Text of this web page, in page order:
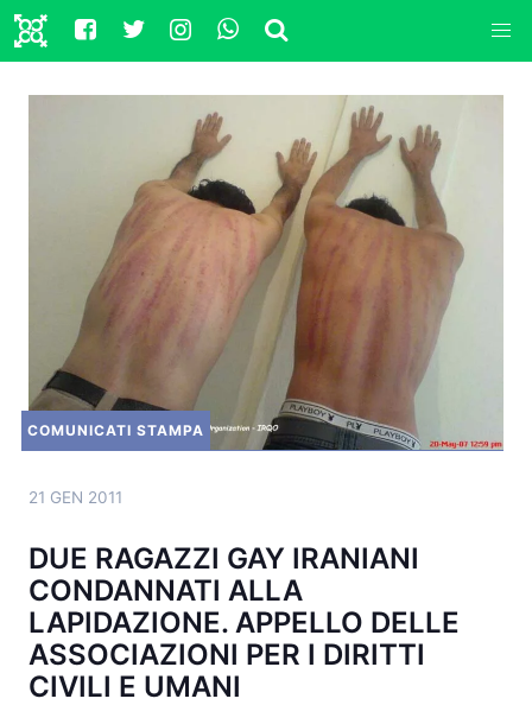
COMUNICATI STAMPA
21 GEN 2011
DUE RAGAZZI GAY IRANIANI
CONDANNATI ALLA
LAPIDAZIONE. APPELLO DELLE
ASSOCIAZIONI PER I DIRITTI
CIVILI E UMANI